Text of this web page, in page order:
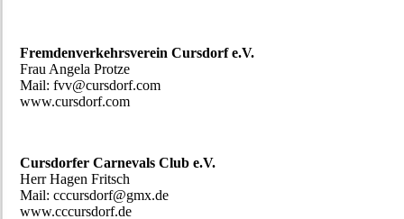
Fremdenverkehrsverein Cursdorf e.V.
Frau Angela Protze
Mail: fvv@cursdorf.com
www.cursdorf.com
Cursdorfer Carnevals Club e.V.
Herr Hagen Fritsch
Mail: cccursdorf@gmx.de
www.cccursdorf.de